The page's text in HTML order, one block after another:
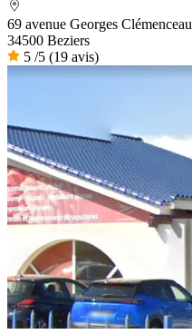
69 avenue Georges Clémenceau
34500 Beziers
5 /5 (19 avis)